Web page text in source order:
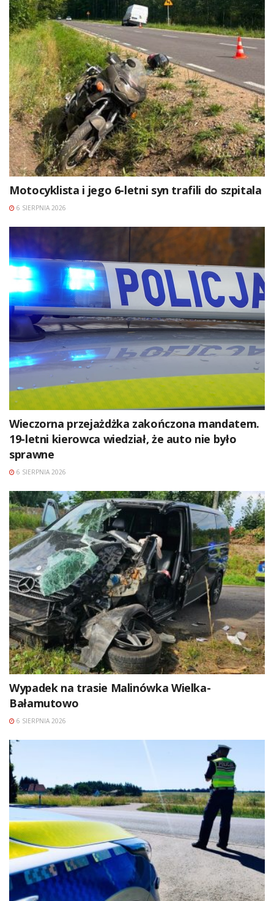
Motocyklista i jego 6-letni syn trafili do szpitala
6 SIERPNIA 2026
Wieczorna przejażdżka zakończona mandatem.
19-letni kierowca wiedział, że auto nie było
sprawne
6 SIERPNIA 2026
Wypadek na trasie Malinówka Wielka-
Bałamutowo
6 SIERPNIA 2026